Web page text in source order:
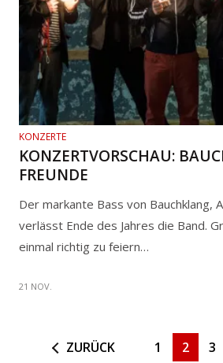
KONZERTE
KONZERTVORSCHAU:
FREUNDE
Der markante Bass von Bauchklang,
verlässt Ende des Jahres die Band.
einmal richtig zu feiern…
21 NOV.
ZURÜCK 1 2 3